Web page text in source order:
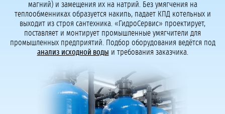
магний) и замещения их на натрий. Без умягчения на
теплообменниках образуется накипь, падает КПД котельных и
выходит из строя сантехника. «ГидроСервис» проектирует,
поставляет и монтирует промышленные умягчители для
промышленных предприятий. Подбор оборудования ведётся под
анализ исходной воды и требования заказчика.